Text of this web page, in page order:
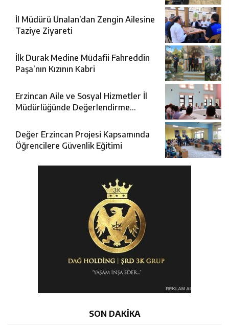
İl Müdürü Ünalan’dan Zengin Ailesine
Taziye Ziyareti
İlk Durak Medine Müdafii Fahreddin
Paşa’nın Kızının Kabri
Erzincan Aile ve Sosyal Hizmetler İl
Müdürlüğünde Değerlendirme
Değer Erzincan Projesi Kapsamında
Öğrencilere Güvenlik Eğitimi
SON DAKİKA